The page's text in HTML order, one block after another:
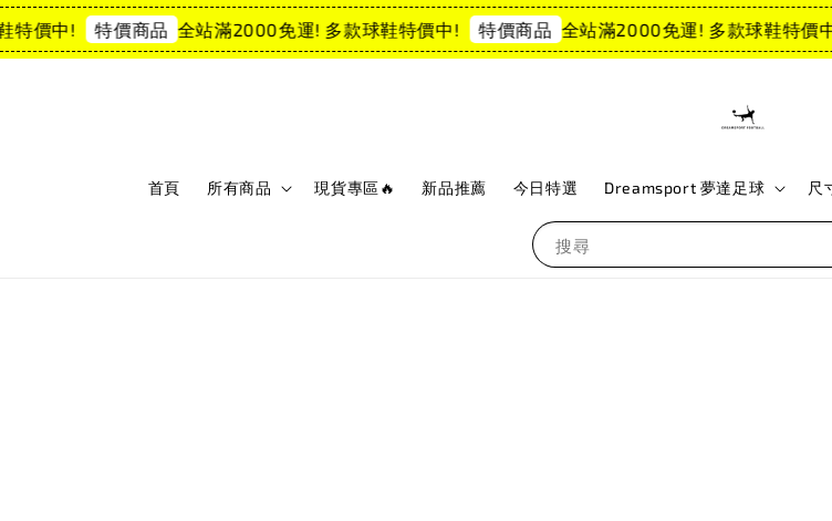
價中! 特價商品 全站滿2000免運! 多款球鞋特價中! 特價商品 全站滿2000免運! 多款球鞋特價中!
搜尋
首頁 所有商品 現貨專區🔥 新品推薦 今日特選 Dreamsport 夢達足球 尺